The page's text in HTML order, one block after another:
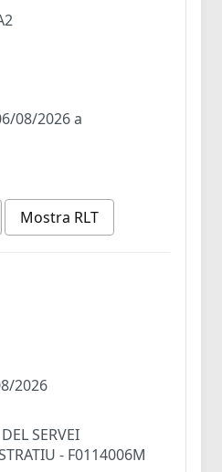
08/2026 a
Mostra RLT
2026
SERVEI
- F0114006M